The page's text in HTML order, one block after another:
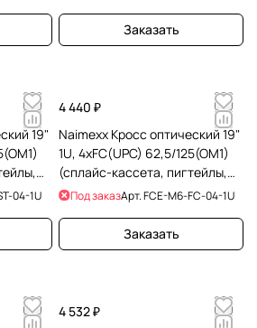
Заказать
19"
04-1U
4 440 ₽
Naimexx Кросс оптический 19"
1U, 4хFC(UPC) 62,5/125(OM1)
(сплайс-кассета, пигтейлы,
КДЗС)
Под заказАрт.FCE-M6-FC-04-1U
Заказать
4 532 ₽